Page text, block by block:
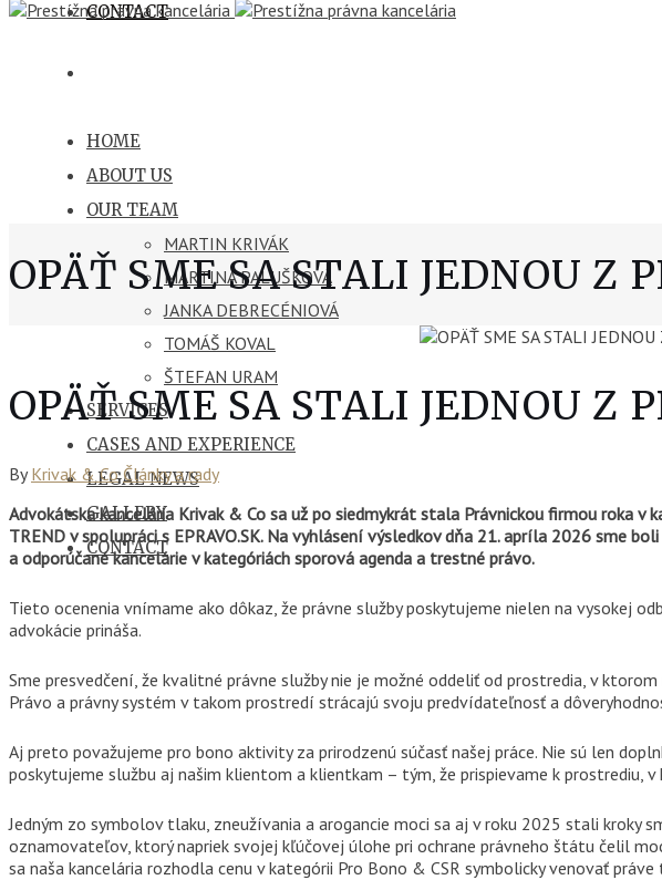
CONTACT
HOME
ABOUT US
OUR TEAM
MARTIN KRIVÁK
MARTINA PALUŠKOVÁ
JANKA DEBRECÉNIOVÁ
TOMÁŠ KOVAL
ŠTEFAN URAM
SERVICES
CASES AND EXPERIENCE
LEGAL NEWS
GALLERY
CONTACT
OPÄŤ SME SA STALI JEDNOU Z
OPÄŤ SME SA STALI JEDNOU Z
ByKrivak & Co Články a rady
Advokátska kancelária Krivak & Co sa už po siedmykrát stala Právnickou firmou roka
TREND v spolupráci s EPRAVO.SK. Na vyhlásení výsledkov dňa 21. apríla 2026 sme
a odporúčané kancelárie v kategóriách sporová agenda a trestné právo.
Tieto ocenenia vnímame ako dôkaz, že právne služby poskytujeme nielen na vysokej
advokácie prináša.
Sme presvedčení, že kvalitné právne služby nie je možné oddeliť od prostredia, v
Právo a právny systém v takom prostredí strácajú svoju predvídateľnosť a
Aj preto považujeme pro bono aktivity za prirodzenú súčasť našej práce. Nie sú len
poskytujeme službu aj našim klientom a klientkam – tým, že prispievame k
Jedným zo symbolov tlaku, zneužívania a arogancie moci sa aj v roku 2025 stali kroky
oznamovateľov, ktorý napriek svojej kľúčovej úlohe pri ochrane právneho štátu čelil
sa naša kancelária rozhodla cenu v kategórii Pro Bono & CSR symbolicky venovať